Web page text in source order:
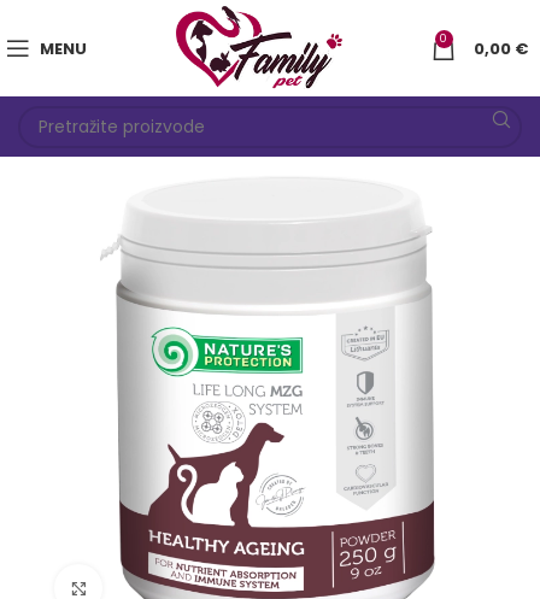
MENU 0 0,00 €
Click to enlarge